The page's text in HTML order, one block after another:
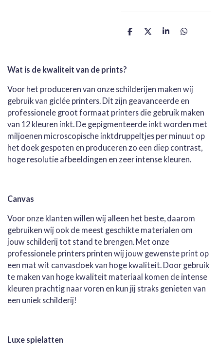
D
D
S
D
Wat is de kwaliteit van de prints?
Voor het produceren van onze schilderijen maken wij
gebruik van giclée printers. Dit zijn geavanceerde en
professionele groot formaat printers die gebruik maken
van 12 kleuren inkt. De gepigmenteerde inkt worden met
miljoenen microscopische inktdruppeltjes per minuut op
het doek gespoten en produceren zo een diep contrast,
hoge resolutie afbeeldingen en zeer intense kleuren.
Canvas
Voor onze klanten willen wij alleen het beste, daarom
gebruiken wij ook de meest geschikte materialen om
jouw schilderij tot stand te brengen. Met onze
professionele printers printen wij jouw gewenste print op
een mat wit canvasdoek van hoge kwaliteit. Door gebruik
te maken van hoge kwaliteit materiaal komen de intense
kleuren prachtig naar voren en kun jij straks genieten van
een uniek schilderij!
Luxe spielatten